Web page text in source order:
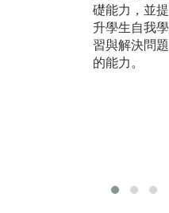
礎能力，並提
升學生自我學
習與解決問題
的能力。